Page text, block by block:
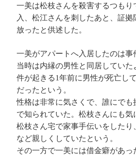
一美は松枝さんを殺害するつもり
入、松江さんを刺したあと、証拠
放ったと供述した。
一美がアパートへ入居したのは事
当時は内縁の男性と同居していた
件が起きる1年前に男性が死亡し
だったという。
性格は非常に気さくで、誰にでも
で知られていた。松枝さんにも気
松枝さん宅で家事手伝いをしたり
など親しくしていたという。
その一方で一美には借金癖があっ